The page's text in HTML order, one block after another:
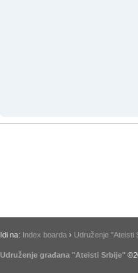
Idi na: Index boarda › Udruženje "Ateisti
Udruženje građana "Ateisti Srbije"